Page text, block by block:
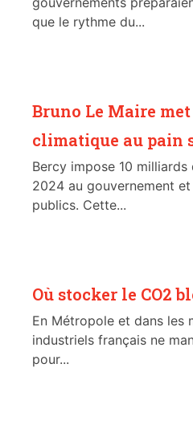
que le rythme du...
Bruno Le Maire
climatique au pain
Bercy impose 10 milliards
2024 au gouvernement
publics. Cette...
Où stocker le CO2
En Métropole et dans les
industriels français ne
pour...